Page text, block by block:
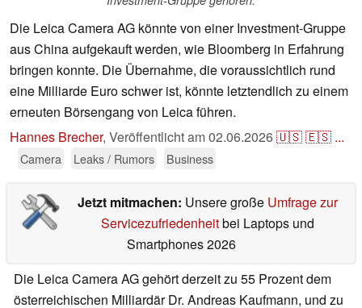
Die Leica Camera AG könnte von einer Investment-Gruppe
aus China aufgekauft werden, wie Bloomberg in Erfahrung
bringen konnte. Die Übernahme, die voraussichtlich rund
eine Milliarde Euro schwer ist, könnte letztendlich zu einem
erneuten Börsengang von Leica führen.
Hannes Brecher, Veröffentlicht am02.06.2026🇺🇸🇪🇸 ...
Camera Leaks / Rumors Business
Jetzt mitmachen: Unsere große Umfrage zur
Servicezufriedenheitbei Laptops und
Smartphones 2026
Die Leica Camera AG gehört derzeit zu 55 Prozent dem
österreichischen Milliardär Dr. Andreas Kaufmann, und zu